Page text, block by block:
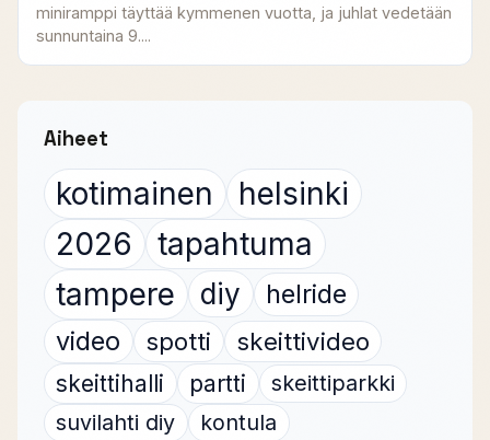
miniramppi täyttää kymmenen vuotta, ja juhlat vedetään
sunnuntaina 9....
Aiheet
kotimainen
helsinki
2026
tapahtuma
tampere
diy
helride
video
spotti skeittivideo
skeittihalli partti
skeittiparkki
suvilahti diy
kontula